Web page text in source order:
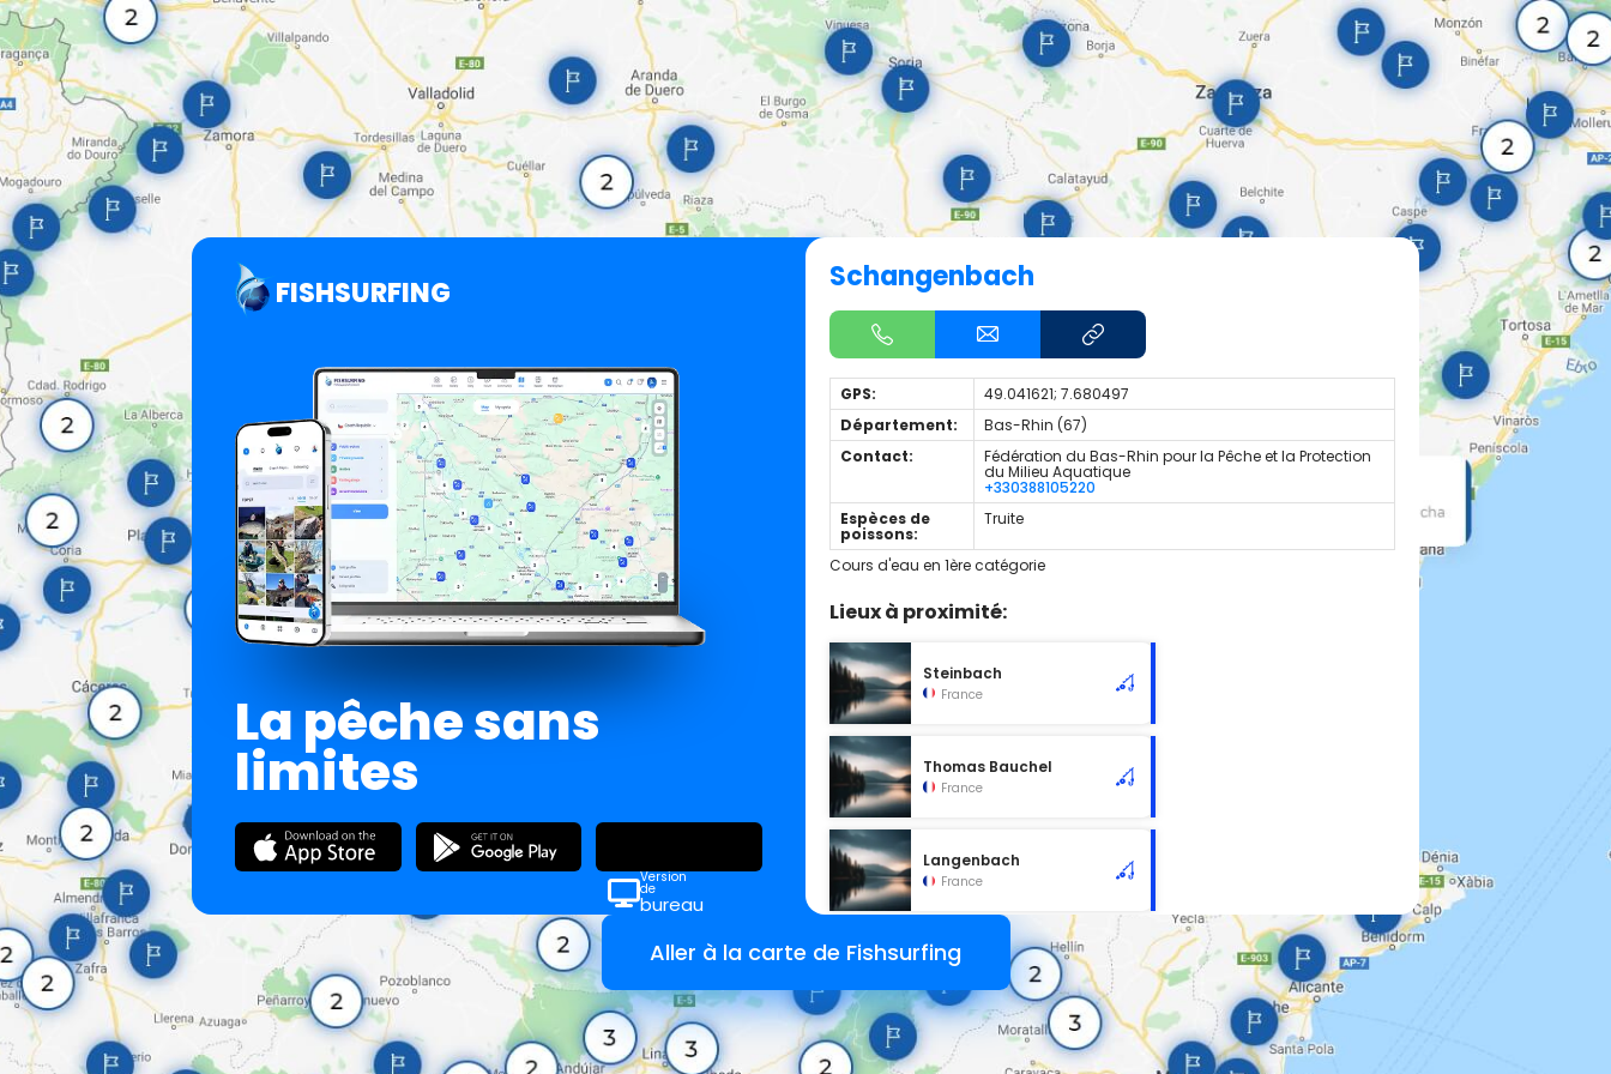
FISHSURFING
La pêche sans
limites
Version
de
bureau
Schangenbach
GPS:
49.041621; 7.680497
Département:
Bas-Rhin (67)
Contact:
Fédération du Bas-Rhin pour la Pêche et la Protection
du Milieu Aquatique
+330388105220
Espèces de
poissons:
Truite
Cours d'eau en 1ère catégorie
Lieux à proximité:
Steinbach
France
Thomas Bauchel
France
Langenbach
France
Aller à la carte de Fishsurfing